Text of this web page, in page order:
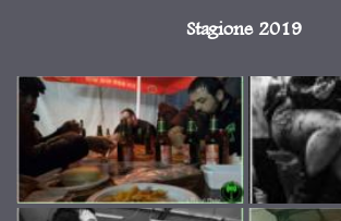
Stagione 2019